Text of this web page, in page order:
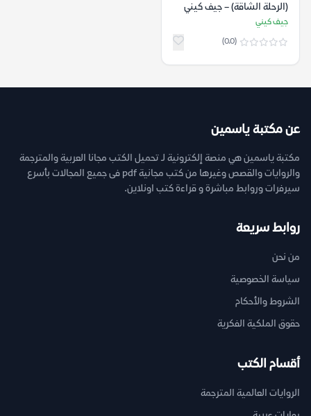
(الرحلة الشاقة) – جيف كيني
جيف كيني
(0.0)
عن مكتبة ياسمين
مكتبة ياسمين هي منصة إلكترونية لـ تحميل الكتب مجانا العربية والمترجمة
والروايات والقصص وغيرها من كتب مجانية pdf فى جميع المجالات بأسرع
سيرفرات وروابط مباشرة و قراءة كتب اونلاين.
روابط سريعة
من نحن
سياسة الخصوصية
الشروط والأحكام
حقوق الملكية الفكرية
أقسام الكتب
الروايات العالمية المترجمة